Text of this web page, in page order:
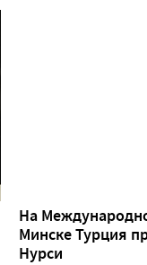
На
Минске Турция
Нурси